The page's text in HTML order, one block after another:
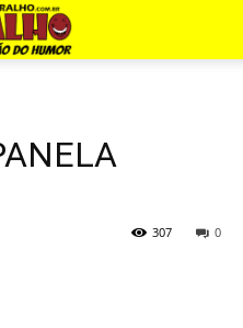
0
307